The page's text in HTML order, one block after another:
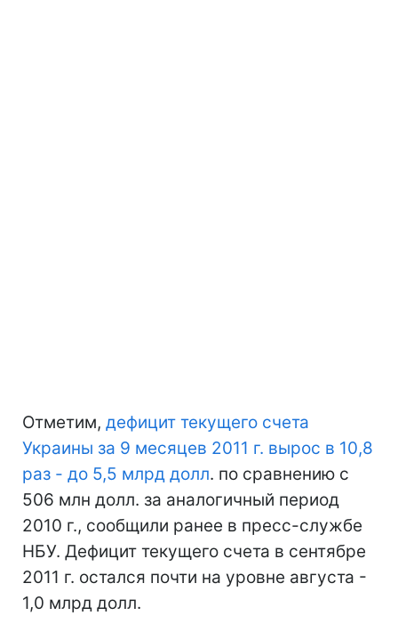
Отметим, дефицит текущего счета
Украины за 9 месяцев 2011 г. вырос в 10,8
раз - до 5,5 млрд долл. по сравнению с
506 млн долл. за аналогичный период
2010 г., сообщили ранее в пресс-службе
НБУ. Дефицит текущего счета в сентябре
2011 г. остался почти на уровне августа -
1,0 млрд долл.